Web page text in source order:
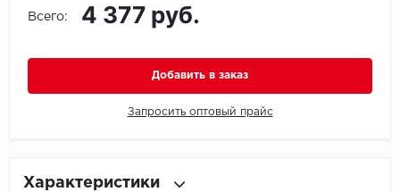
Всего: 4 377 руб.
Добавить в заказ
Запросить оптовый прайс
Характеристики